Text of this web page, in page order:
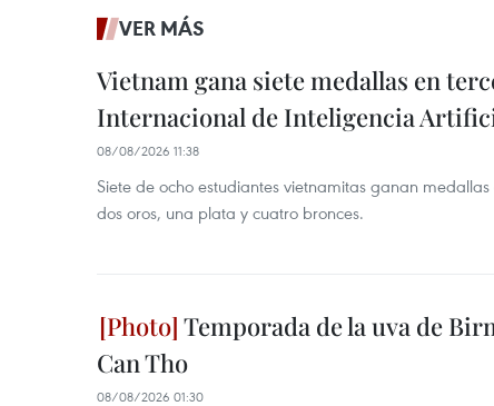
VER MÁS
Vietnam gana siete medallas en
Internacional de Inteligencia
08/08/2026 11:38
Siete de ocho estudiantes vietnamitas ganan
dos oros, una plata y cuatro bronces.
Temporada de la uva de
Can Tho
08/08/2026 01:30